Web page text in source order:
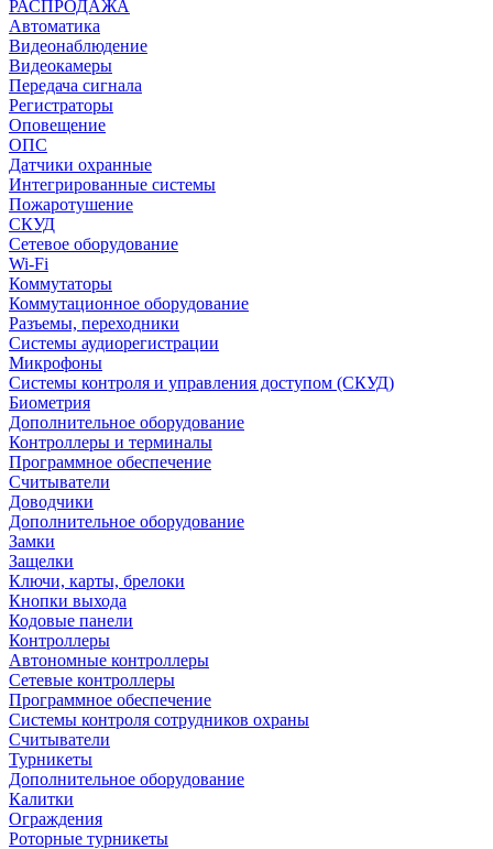
РАСПРОДАЖА
Автоматика
Видеонаблюдение
Видеокамеры
Передача сигнала
Регистраторы
Оповещение
ОПС
Датчики охранные
Интегрированные системы
Пожаротушение
СКУД
Сетевое оборудование
Wi-Fi
Коммутаторы
Коммутационное оборудование
Разъемы, переходники
Системы аудиорегистрации
Микрофоны
Системы контроля и управления доступом (СКУД)
Биометрия
Дополнительное оборудование
Контроллеры и терминалы
Программное обеспечение
Считыватели
Доводчики
Дополнительное оборудование
Замки
Защелки
Ключи, карты, брелоки
Кнопки выхода
Кодовые панели
Контроллеры
Автономные контроллеры
Сетевые контроллеры
Программное обеспечение
Системы контроля сотрудников охраны
Считыватели
Турникеты
Дополнительное оборудование
Калитки
Ограждения
Роторные турникеты